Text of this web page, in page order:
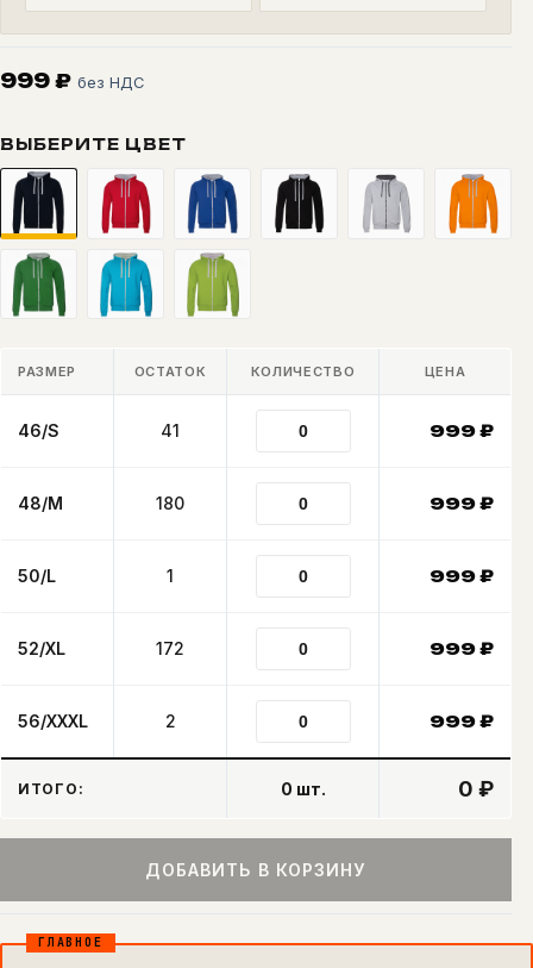
999 ₽ без НДС
ВЫБЕРИТЕ ЦВЕТ
РАЗМЕР ОСТАТОК КОЛИЧЕСТВО ЦЕНА
46/S 41 999₽
48/M 180 999₽
50/L 1 999₽
52/XL 172 999₽
56/XXXL 2 999₽
ИТОГО: 0 шт. 0 ₽
ДОБАВИТЬ В КОРЗИНУ
ГЛАВНОЕ